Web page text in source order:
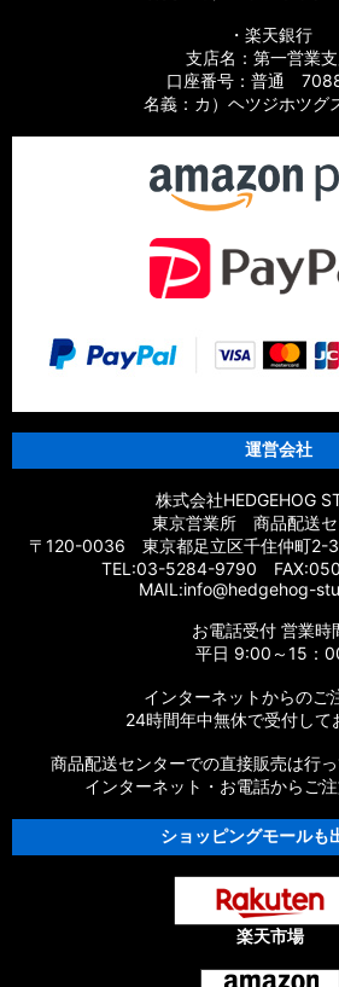
・楽天銀行
支店名：第一営業
口座番号：普通
名義：カ）ヘツジホツグ
運営会社
株式会社HEDGEHOG
東京営業所 商品配送セ
〒120-0036 東京都足立区千住仲町2-
TEL:03-5284-9790
MAIL:info@hedgehog-
お電話受付 営業時
平日 9:00～15：
インターネットからのご
24時間年中無休で受付して
商品配送センターでの直接販売は行っ
インターネット・お電話からご注
ショッピングモールも
楽天市場